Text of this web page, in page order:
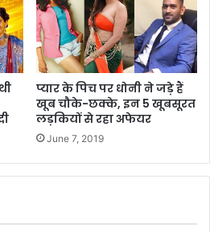
प्यार के पिच पर धोनी ने जड़े हैं
खूब चौके-छक्के, इन 5 खूबसूरत
लड़कियों से रहा अफेयर
June 7, 2019